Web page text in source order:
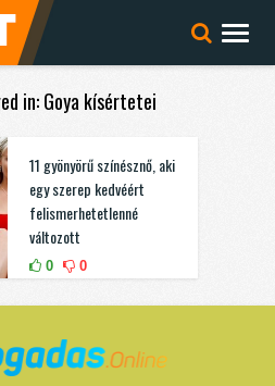
in: Goya kísértetei
11 gyönyörű színésznő, aki
egy szerep kedvéért
felismerhetetlenné
változott
0 0